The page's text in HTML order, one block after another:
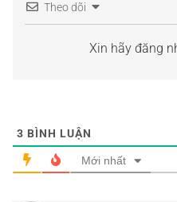
Theo dõi
Xin hãy đăng
3 BÌNH LUẬN
Mới nhất